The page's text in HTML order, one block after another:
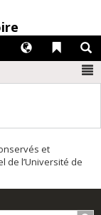
Liens
Langues
et
de l’Université de